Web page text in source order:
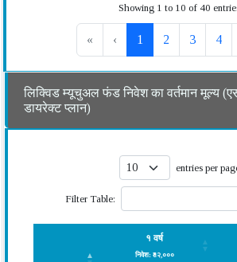
Showing 1 to 10 of 40
« ‹ 1 2 3 4
लिक्विड म्यूचुअल फंड निवेश का वर्तमान मूल्य
डायरेक्ट प्लान)
entries per
Filter Table:
१ वर्ष
निवेश: ₹१२,०००